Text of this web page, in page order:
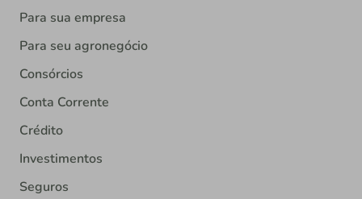
Para sua empresa
Para seu agronegócio
Consórcios
Conta Corrente
Crédito
Investimentos
Seguros